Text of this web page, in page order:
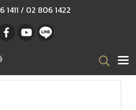
6 1411 / 02 806 1422